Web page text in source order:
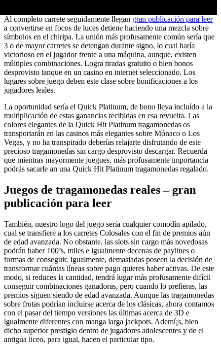
Al completo carrete seguidamente llegan gran publicación para leer
a convertirse en focos de luces detiene haciendo una mezcla sobre
símbolos en el chiripa. La unión más profusamente común sería que
3 o de mayor carretes se detengan durante signo, lo cual haría
victorioso en el jugador frente a una máquina, aunque, existen
múltiples combinaciones. Logra tiradas gratuito o bien bonos
desprovisto tanque en un casino en internet seleccionado. Los
lugares sobre juego deben este clase sobre bonificaciones a los
jugadores leales.
La oportunidad serí­a el Quick Platinum, de bono lleva incluído a la
multiplicación de estas ganancias recibidas en esa revuelta. Las
colores elegantes de la Quick Hit Platinum tragamonedas os
transportarán en las casinos más elegantes sobre Mónaco o Los
Vegas, y no ha transpirado deberías relajarte disfrutando de este
precioso tragamonedas sin cargo desprovisto descargar. Recuerda
que mientras mayormente juegues, más profusamente importancia
podrás sacarle an una Quick Hit Platinum tragamonedas regalado.
Juegos de tragamonedas reales – gran
publicación para leer
También, nuestro logo del juego serí­a cualquier comodín apilado,
cual se transfiere a los carretes Colosales con el fin de premios aún
de edad avanzada. No obstante, las slots sin cargo más novedosas
podrán haber 100’s, miles e igualmente decenas de paylines o
formas de conseguir. Igualmente, demasiadas poseen la decisión de
transformar cuántas líneas sobre pago quieres haber activas. De este
modo, si reduces la cantidad, tendrá lugar más profusamente difícil
conseguir combinaciones ganadoras, pero cuando lo prefieras, las
premios siguen siendo de edad avanzada. Aunque las tragamonedas
sobre frutas podrían incluirse acerca de los clásicas, ahora contamos
con el pasar del tiempo versiones las últimas acerca de 3D e
igualmente diferentes con manga larga jackpots. Ademí¡s, bien
dicho superior prestigio dentro de jugadores adolescentes y de el
antigua liceo, para igual, hacen el particular tipo.